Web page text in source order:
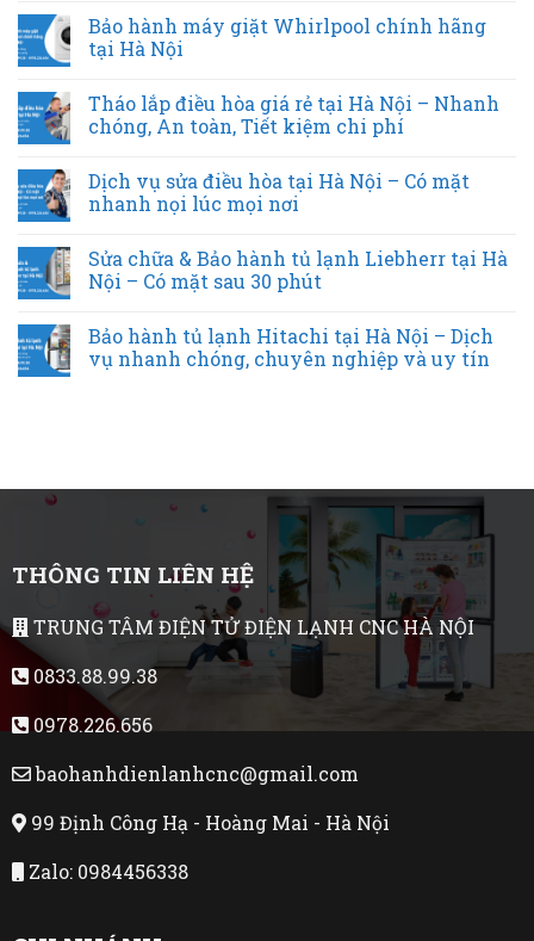
Bảo hành máy giặt Whirlpool chính hãng
tại Hà Nội
Tháo lắp điều hòa giá rẻ tại Hà Nội – Nhanh
chóng, An toàn, Tiết kiệm chi phí
Dịch vụ sửa điều hòa tại Hà Nội – Có mặt
nhanh nọi lúc mọi nơi
Sửa chữa & Bảo hành tủ lạnh Liebherr tại Hà
Nội – Có mặt sau 30 phút
Bảo hành tủ lạnh Hitachi tại Hà Nội – Dịch
vụ nhanh chóng, chuyên nghiệp và uy tín
THÔNG TIN LIÊN HỆ
TRUNG TÂM ĐIỆN TỬ ĐIỆN LẠNH CNC HÀ NỘI
0833.88.99.38
0978.226.656
baohanhdienlanhcnc@gmail.com
99 Định Công Hạ - Hoàng Mai - Hà Nội
Zalo: 0984456338